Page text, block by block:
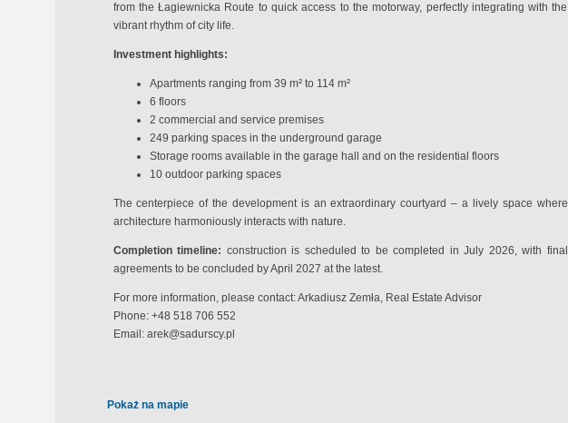
from the Łagiewnicka Route to quick access to the motorway, perfectly integrating with the
vibrant rhythm of city life.
Investment highlights:
Apartments ranging from 39 m² to 114 m²
6 floors
2 commercial and service premises
249 parking spaces in the underground garage
Storage rooms available in the garage hall and on the residential floors
10 outdoor parking spaces
The centerpiece of the development is an extraordinary courtyard – a lively space where
architecture harmoniously interacts with nature.
Completion timeline: construction is scheduled to be completed in July 2026, with final
agreements to be concluded by April 2027 at the latest.
For more information, please contact: Arkadiusz Zemła, Real Estate Advisor
Phone: +48 518 706 552
Email: arek@sadurscy.pl
Pokaż na mapie